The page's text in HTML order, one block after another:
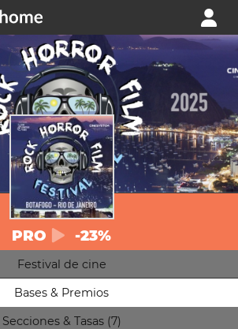
PRO -23%
Festival de cine
Bases & Premios
Secciones & Tasas (7)